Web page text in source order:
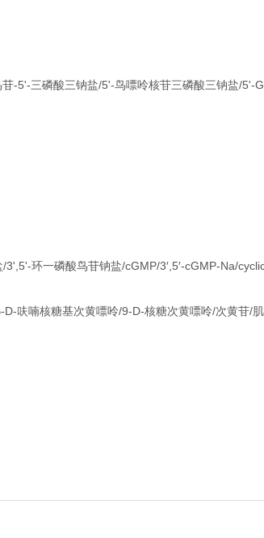
-5'-三磷酸三钠盐/5'-鸟嘌呤核苷三磷酸三钠盐/5'-
环一磷酸鸟苷钠盐/cGMP/3′,5′-cGMP-Na/
D-呋喃核糖基次黄嘌呤/9-D-核糖次黄嘌呤/次黄苷/